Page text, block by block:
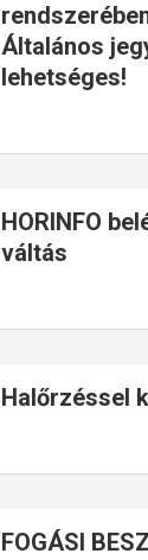
Általános
lehetséges!
HORINFO
váltás
Halőrzéssel
FOGÁSI